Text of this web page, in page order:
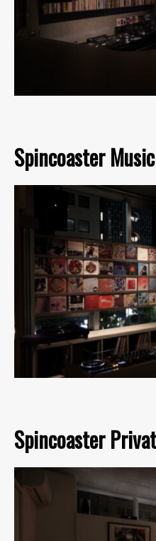
Spincoaster
Spincoaster